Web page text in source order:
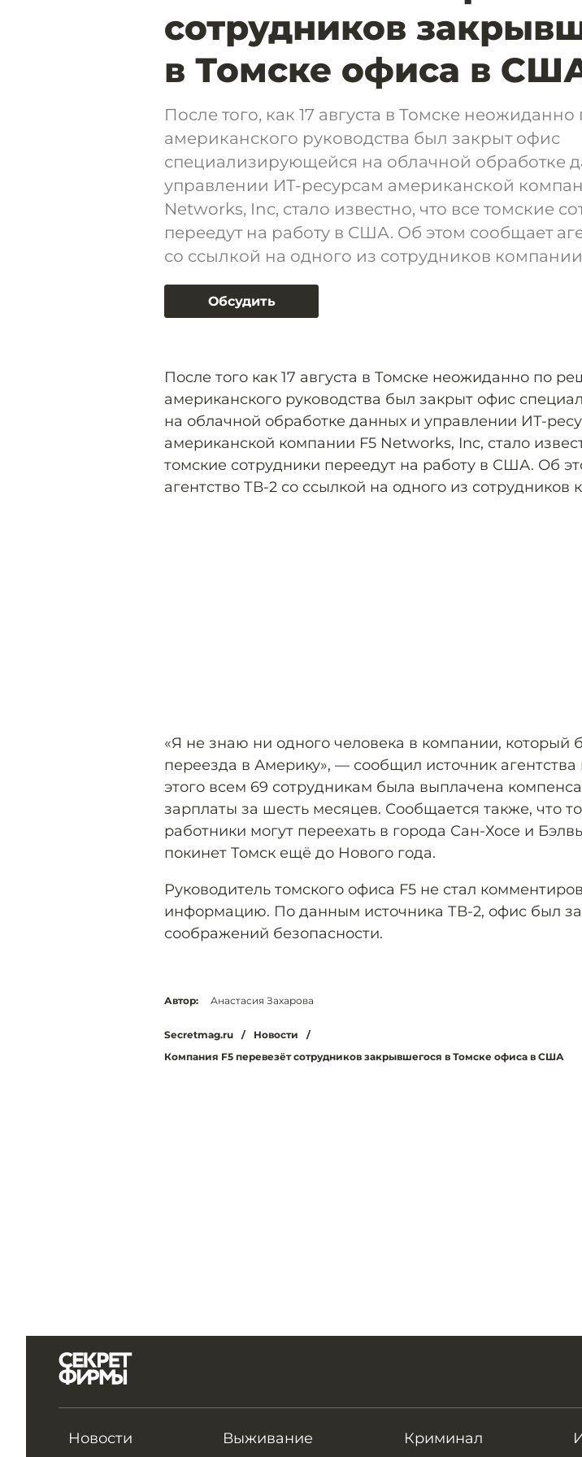
сотрудников
в Томске офиса в
После того, как 17 августа в Томске
американского руководства был закрыт офис
специализирующейся на облачной обработке
управлении ИТ-ресурсам американской
Networks, Inc, стало известно, что все томские
переедут на работу в США. Об этом сообщает
со ссылкой на одного из сотрудников
Обсудить
После того как 17 августа в Томске неожиданно по
американского руководства был закрыт офис
на облачной обработке данных и управлении ИТ-
американской компании F5 Networks, Inc, стало
томские сотрудники переедут на работу в США. Об
агентство ТВ-2 со ссылкой на одного из сотрудников
«Я не знаю ни одного человека в компании, который
переезда в Америку», — сообщил источник
этого всем 69 сотрудникам была выплачена
зарплаты за шесть месяцев. Сообщается также, что
работники могут переехать в города Сан-Хосе и
покинет Томск ещё до Нового года.
Руководитель томского офиса F5 не стал
информацию. По данным источника ТВ-2, офис был
соображений безопасности.
Автор: Анастасия Захарова
Secretmag.ru / Новости
/
Компания F5 перевезёт сотрудников закрывшегося в Томске офиса в США
Новости Выживание Криминал